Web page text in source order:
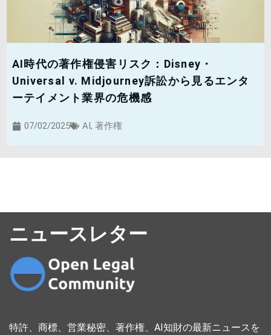
AI時代の著作権侵害リスク：Disney・
Universal v. Midjourney訴訟から見るエンタ
ーテイメント業界の危機感
07/02/2025 AI, 著作権
ニュースレター
特許、商標、営業秘密、著作権、AI知財の最新ニュースを